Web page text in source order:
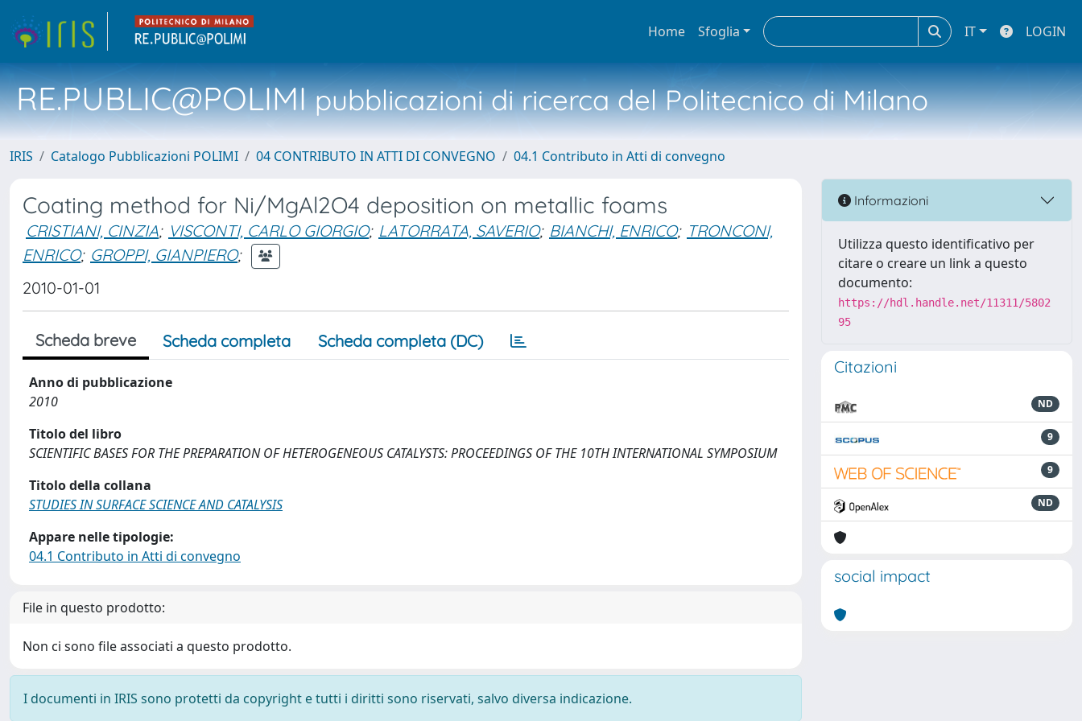
Home Sfoglia IT LOGIN
RE.PUBLIC@POLIMIpubblicazioni di ricerca del Politecnico di Milano
IRIS Catalogo Pubblicazioni POLIMI 04 CONTRIBUTO IN ATTI DI CONVEGNO 04.1 Contributo in Atti di convegno
Coating method for Ni/MgAl2O4 deposition on metallic foams
CRISTIANI, CINZIA; VISCONTI, CARLO GIORGIO; LATORRATA, SAVERIO; BIANCHI, ENRICO; TRONCONI,
ENRICO; GROPPI, GIANPIERO;
2010-01-01
Scheda breve Scheda completa Scheda completa (DC)
Anno di pubblicazione
2010
Titolo del libro
SCIENTIFIC BASES FOR THE PREPARATION OF HETEROGENEOUS CATALYSTS: PROCEEDINGS OF THE 10TH INTERNATIONAL SYMPOSIUM
Titolo della collana
STUDIES IN SURFACE SCIENCE AND CATALYSIS
Appare nelle tipologie:
04.1 Contributo in Atti di convegno
File in questo prodotto:
Non ci sono file associati a questo prodotto.
I documenti in IRIS sono protetti da copyright e tutti i diritti sono riservati, salvo diversa indicazione.
Informazioni
Utilizza questo identificativo per
citare o creare un link a questo
documento:
https://hdl.handle.net/11311/5802
95
Citazioni
ND
9
9
ND
social impact